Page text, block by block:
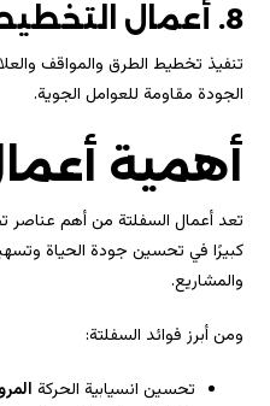
8. أعمال التخطيط المروري
تنفيذ تخطيط الطرق والمواقف
الجودة مقاومة للعوامل الجوية.
أهمية
تعد أعمال السفلتة من أهم عناصر
كبيرًا في تحسين جودة الحياة
والمشاريع.
ومن أبرز فوائد السفلتة:
تحسين انسيابية الحركة